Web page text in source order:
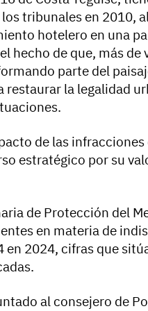
tribunales en 2010,
hotelero en una
hecho de que, más de
parte del
la legalidad
de las
estratégico por su
de Protección del
en materia de
2024, cifras que
al consejero de